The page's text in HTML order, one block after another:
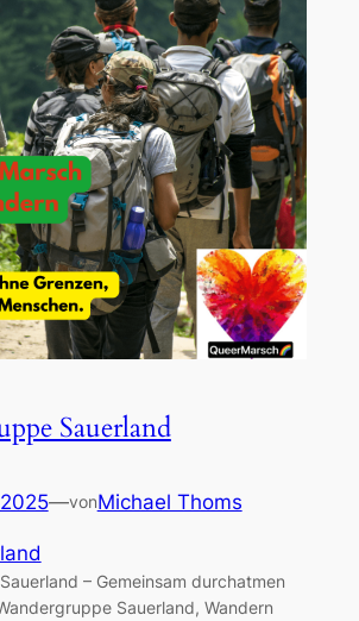
Sauerland
—vonMichael Thoms
– Gemeinsam durchatmen
Sauerland, Wandern